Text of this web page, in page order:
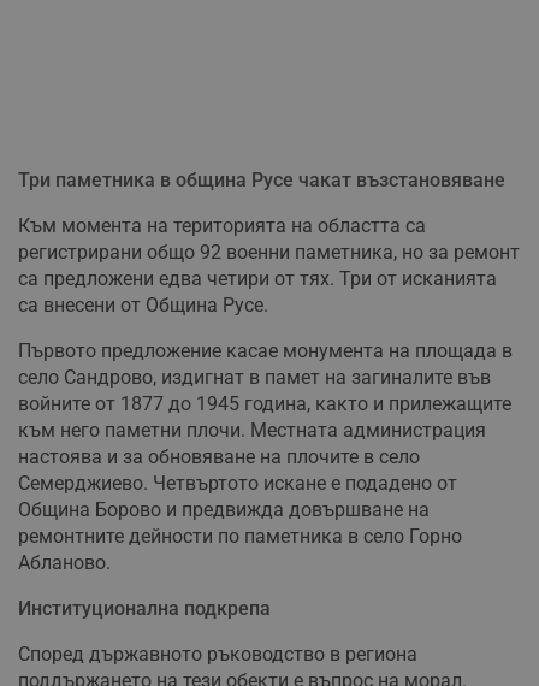
Три паметника в община Русе чакат възстановяване
Към момента на територията на областта са
регистрирани общо 92 военни паметника, но за ремонт
са предложени едва четири от тях. Три от исканията
са внесени от Община Русе.
Първото предложение касае монумента на площада в
село Сандрово, издигнат в памет на загиналите във
войните от 1877 до 1945 година, както и прилежащите
към него паметни плочи. Местната администрация
настоява и за обновяване на плочите в село
Семерджиево. Четвъртото искане е подадено от
Община Борово и предвижда довършване на
ремонтните дейности по паметника в село Горно
Абланово.
Институционална подкрепа
Според държавното ръководство в региона
поддържането на тези обекти е въпрос на морал.